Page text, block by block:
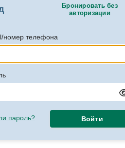
Бронировать без
авторизации
номер телефона
пароль? Войти